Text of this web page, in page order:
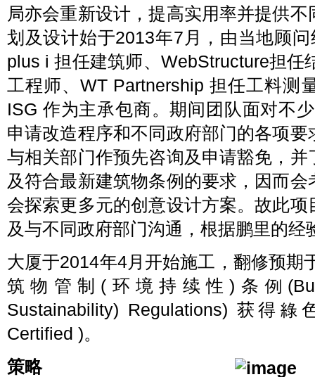
局亦会重新设计，提高实用率并提供
划及设计始于2013年7月，由当地顾
plus i 担任建筑师、WebStructure担任
工程师、WT Partnership 担任工料测
ISG 作为主承包商。期间团队面对不
申请改造程序和不同政府部门的各项
与相关部门作预先咨询及申请豁免，
及符合最新建筑物条例的要求，因而
会探索更多元的创意设计方案。故此
及与不同政府部门沟通，根据鹏里的
大厦于2014年4月开始施工，翻修预期
筑物管制(环境持续性)条例
Sustainability) Regulations) 获得
Certified )。
策略